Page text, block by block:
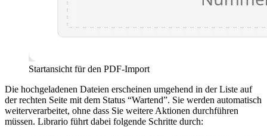
Startansicht für den PDF-Import
Die hochgeladenen Dateien erscheinen umgehend in der Liste auf
der rechten Seite mit dem Status “Wartend”. Sie werden automatisch
weiterverarbeitet, ohne dass Sie weitere Aktionen durchführen
müssen. Librario führt dabei folgende Schritte durch: